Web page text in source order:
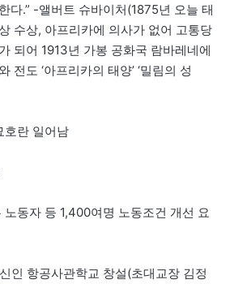
다.” -앨버트 슈바이처(1875년 오늘 태
수상, 아프리카에 의사가 없어 고통당
되어 1913년 가봉 공화국 람바레네에
전도 ‘아프리카의 태양’ ‘밀림의 성
호란 일어남
동자 등 1,400여명 노동조건 개선 요
인 항공사관학교 창설(초대교장 김정